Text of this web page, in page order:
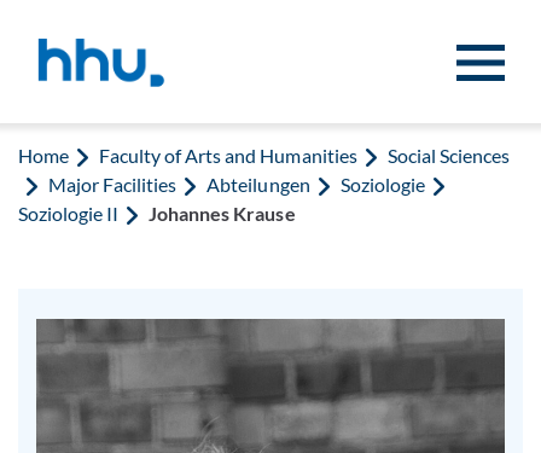
Home Faculty of Arts and Humanities
Social Sciences
Major Facilities
Abteilungen
Soziologie
Soziologie II
Johannes Krause